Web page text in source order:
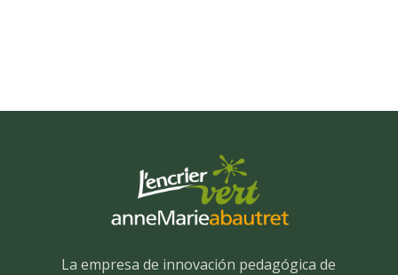
La empresa de innovación pedagógica de